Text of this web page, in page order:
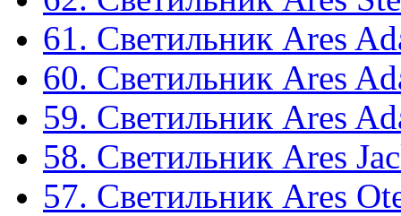
61. Светильник Ares
60. Светильник Ares
59. Светильник Ares
58. Светильник Ares
57. Светильник Ares